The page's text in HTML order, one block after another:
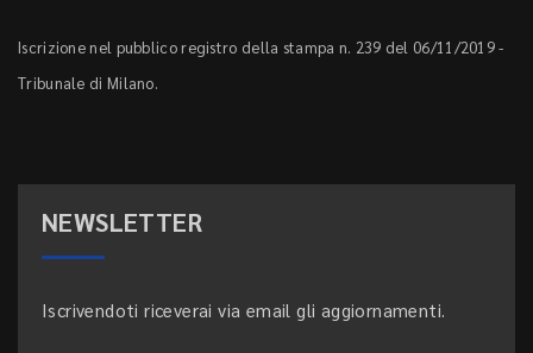
Iscrizione nel pubblico registro della stampa n. 239 del 06/11/2019 -
Tribunale di Milano.
NEWSLETTER
Iscrivendoti riceverai via email gli aggiornamenti.